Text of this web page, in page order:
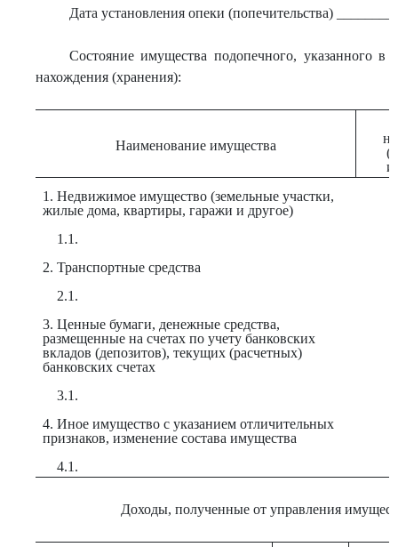
Дата установления опеки (попечительства)
Состояние имущества подопечного, указанного
нахождения (хранения):
Наименование имущества
1. Недвижимое имущество (земельные участки,
жилые дома, квартиры, гаражи и другое)
1.1.
2. Транспортные средства
2.1.
3. Ценные бумаги, денежные средства,
размещенные на счетах по учету банковских
вкладов (депозитов), текущих (расчетных)
банковских счетах
3.1.
4. Иное имущество с указанием отличительных
признаков, изменение состава имущества
4.1.
Доходы, полученные от управления